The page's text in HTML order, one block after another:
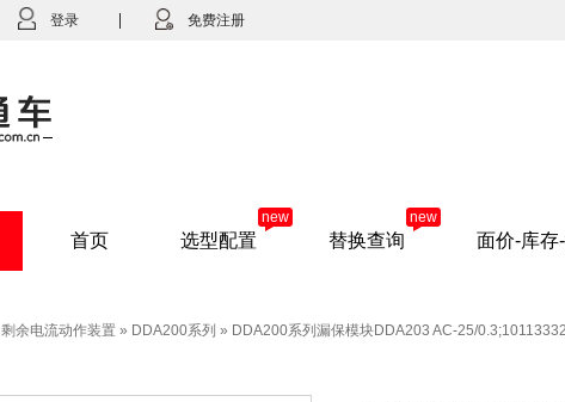
登录 免费注册
首页 选型配置
new
替换查询
new
面价-库存
剩余电流动作装置 » DDA200系列 » DDA200系列漏保模块DDA203 AC-25/0.3;10113332